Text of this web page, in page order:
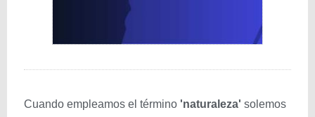
Cuando empleamos el término 'naturaleza' solemos